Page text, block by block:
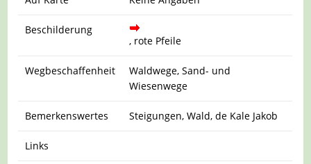
Beschilderung
, rote Pfeile
Wegbeschaffenheit
Waldwege, Sand- und
Wiesenwege
Bemerkenswertes Steigungen, Wald, de Kale Jakob
Links